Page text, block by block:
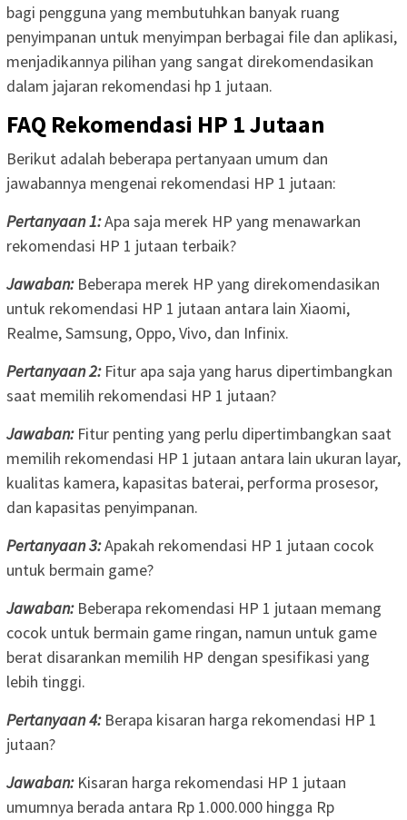
bagi pengguna yang membutuhkan banyak ruang
penyimpanan untuk menyimpan berbagai file dan aplikasi,
menjadikannya pilihan yang sangat direkomendasikan
dalam jajaran rekomendasi hp 1 jutaan.
FAQ Rekomendasi HP 1 Jutaan
Berikut adalah beberapa pertanyaan umum dan
jawabannya mengenai rekomendasi HP 1 jutaan:
Pertanyaan 1:Apa saja merek HP yang menawarkan
rekomendasi HP 1 jutaan terbaik?
Jawaban:Beberapa merek HP yang direkomendasikan
untuk rekomendasi HP 1 jutaan antara lain Xiaomi,
Realme, Samsung, Oppo, Vivo, dan Infinix.
Pertanyaan 2:Fitur apa saja yang harus dipertimbangkan
saat memilih rekomendasi HP 1 jutaan?
Jawaban:Fitur penting yang perlu dipertimbangkan saat
memilih rekomendasi HP 1 jutaan antara lain ukuran layar,
kualitas kamera, kapasitas baterai, performa prosesor,
dan kapasitas penyimpanan.
Pertanyaan 3:Apakah rekomendasi HP 1 jutaan cocok
untuk bermain game?
Jawaban:Beberapa rekomendasi HP 1 jutaan memang
cocok untuk bermain game ringan, namun untuk game
berat disarankan memilih HP dengan spesifikasi yang
lebih tinggi.
Pertanyaan 4:Berapa kisaran harga rekomendasi HP 1
jutaan?
Jawaban:Kisaran harga rekomendasi HP 1 jutaan
umumnya berada antara Rp 1.000.000 hingga Rp